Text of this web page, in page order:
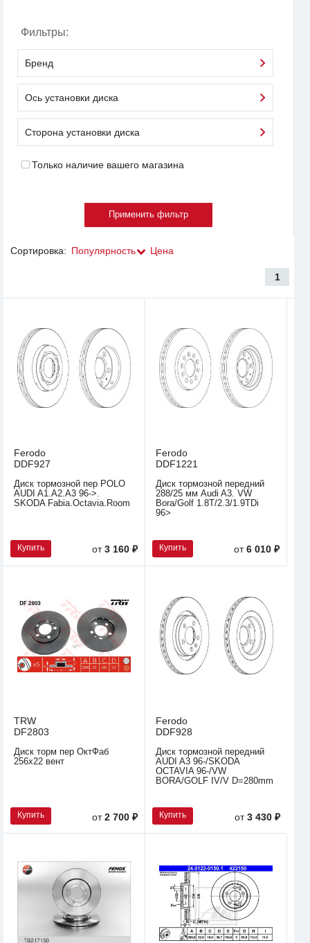
Фильтры:
Бренд
Ось установки диска
Сторона установки диска
Только наличие вашего магазина
Сортировка: Популярность Цена
1
Ferodo
DDF927
Диск тормозной пер POLO
AUDI A1.A2.A3 96->.
SKODA Fabia.Octavia.Room
Купить от3 160 ₽
Ferodo
DDF1221
Диск тормозной передний
288/25 мм Audi A3. VW
Bora/Golf 1.8T/2.3/1.9TDi
96>
Купить от6 010 ₽
TRW
DF2803
Диск торм пер ОктФаб
256х22 вент
Купить от2 700 ₽
Ferodo
DDF928
Диск тормозной передний
AUDI A3 96-/SKODA
OCTAVIA 96-/VW
BORA/GOLF IV/V D=280mm
Купить от3 430 ₽